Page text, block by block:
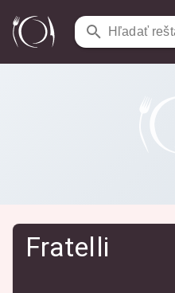
Hľadať
Reštaurácie /
Fratelli